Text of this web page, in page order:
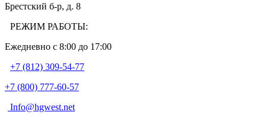
Брестский б-р, д. 8
РЕЖИМ РАБОТЫ:
Ежедневно c 8:00 до 17:00
+7 (812) 309-54-77
+7 (800) 777-60-57
Info@hgwest.net